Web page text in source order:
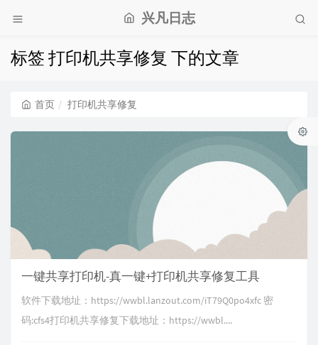
兴凡日志
标签 打印机共享修复 下的文章
首页 打印机共享修复
一键共享打印机-真一键+打印机共享修复工具
软件下载地址：https://wwbl.lanzout.com/iT79Q0po4xfc 密
码:cfs4打印机共享修复下载地址：https://wwbl....